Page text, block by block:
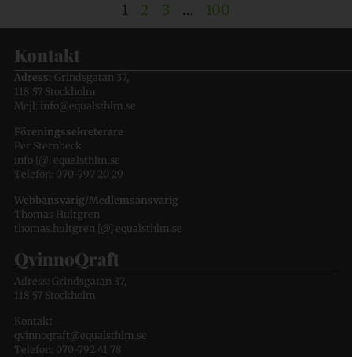
1 2 3 … 100
Kontakt
Adress: Grindsgatan 37,
118 57 Stockholm
Mejl: info@equalsthlm.se
Föreningssekreterare
Per Sternbeck
info [@] equalsthlm.se
Telefon: 070-797 20 29
Webbansvarig/Medlemsansvarig
Thomas Hultgren
thomas.hultgren [@] equalsthlm.se
QvinnoQraft
Adress: Grindsgatan 37,
118 57 Stockholm
Kontakt
qvinnoqraft@equalsthlm.se
Telefon: 070-792 41 78